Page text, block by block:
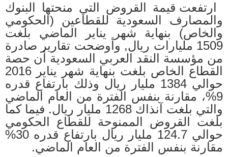
ارتفعت قيمة القروض التي منحتها البنوك
والمصارف السعودية للقطاعين (الحكومي
والخاص) بنهاية شهر يناير الماضي بلغت
1509 مليارات ريال, وأوضحت تقارير صادرة
من مؤسسة النقد العربي السعودية أن حصة
القطاع الخاص بلغت بنهاية شهر يناير 2016
حوالي 1384 مليار ريال وذلك بارتفاع قدره
9%، مقارنة بنفس الفترة من العام الماضي
والتي بلغت آنذاك 1268 مليار ريال. فيما كما
بلغت القروض الممنوحة للقطاع الحكومي
حوالي 124.7 مليار ريال بارتفاع قدره 30%
مقارنة بنفس الفترة من العام الماضي.